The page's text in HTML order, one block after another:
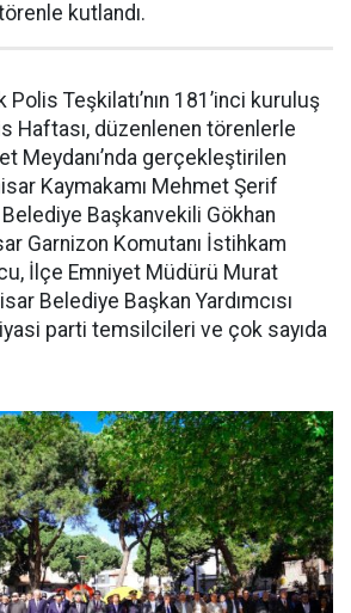
kutlandı.
Polis Teşkilatı’nın 181’inci kuruluş
Haftası, düzenlenen törenlerle
Meydanı’nda gerçekleştirilen
Kaymakamı Mehmet Şerif
Başkanvekili Gökhan
Garnizon Komutanı İstihkam
İlçe Emniyet Müdürü Murat
Belediye Başkan Yardımcısı
parti temsilcileri ve çok sayıda